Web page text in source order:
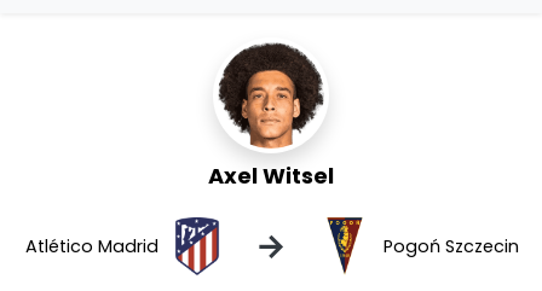
Axel Witsel
Atlético Madrid → Pogoń Szczecin